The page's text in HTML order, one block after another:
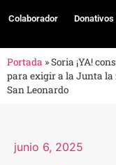
Colaborador
Portada »Soria ¡YA!
para exigir a la Junta
San Leonardo
junio 6, 2025